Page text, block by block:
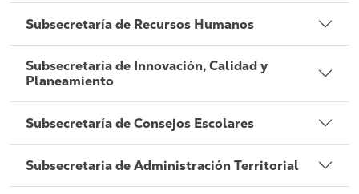
Subsecretaría de Recursos Humanos
Subsecretaría de Innovación, Calidad y
Planeamiento
Subsecretaría de Consejos Escolares
Subsecretaria de Administración Territorial